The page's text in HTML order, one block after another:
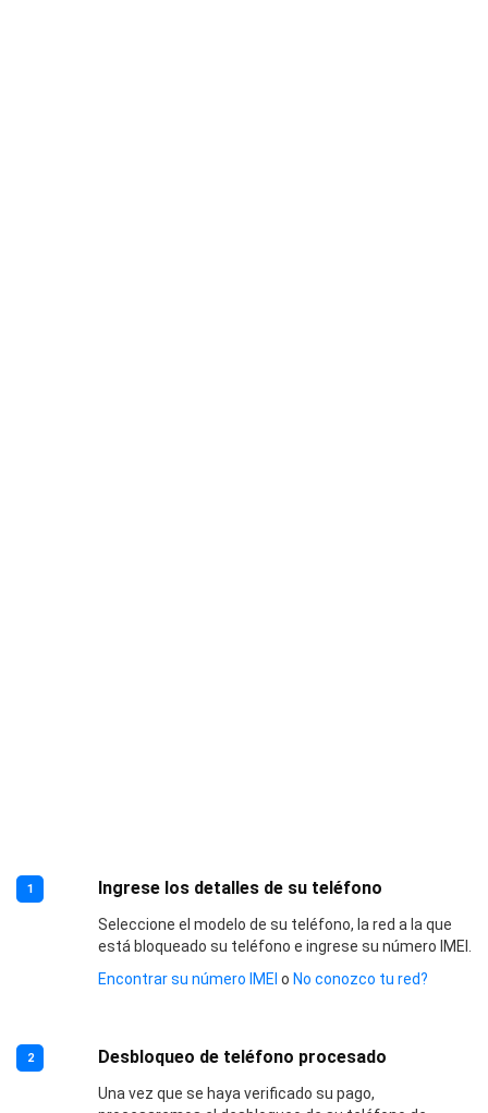
1 Ingrese los detalles de su teléfono
Seleccione el modelo de su teléfono, la red a la que
está bloqueado su teléfono e ingrese su número IMEI.
Encontrar su número IMEI o No conozco tu red?
2 Desbloqueo de teléfono procesado
Una vez que se haya verificado su pago,